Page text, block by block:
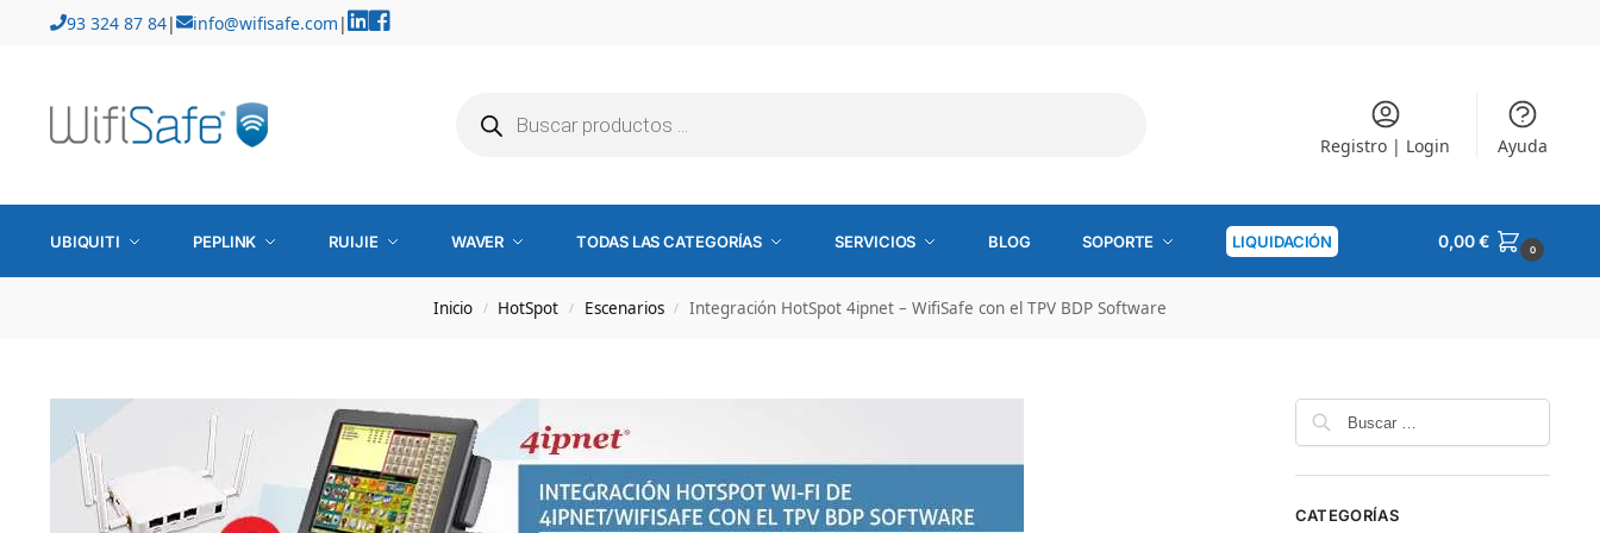
93 324 87 84| info@wifisafe.com |
Registro | Login Ayuda
UBIQUITI PEPLINK RUIJIE WAVER TODAS LAS CATEGORÍAS SERVICIOS BLOG SOPORTE LIQUIDACIÓN 0,00€ 0
Inicio / HotSpot / Escenarios / Integración HotSpot 4ipnet – WifiSafe con el TPV BDP Software
CATEGORÍAS